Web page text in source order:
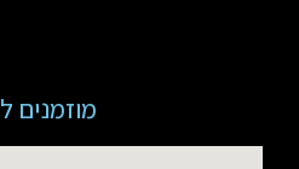
מוזמנים